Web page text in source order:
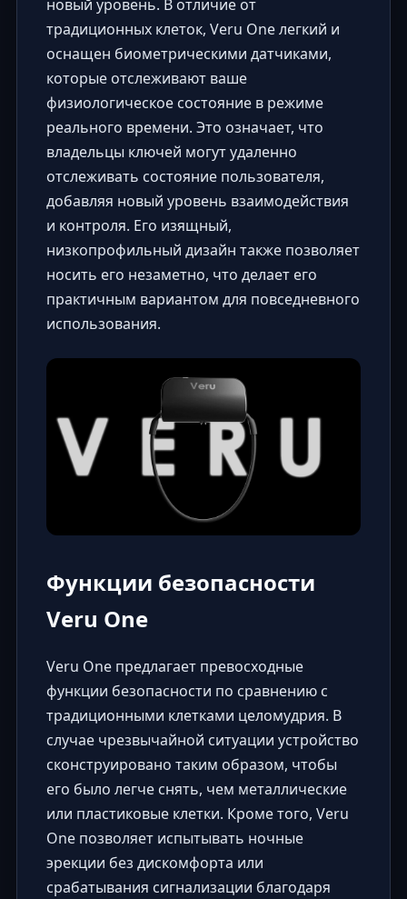
новый уровень. В отличие от
традиционных клеток, Veru One легкий и
оснащен биометрическими датчиками,
которые отслеживают ваше
физиологическое состояние в режиме
реального времени. Это означает, что
владельцы ключей могут удаленно
отслеживать состояние пользователя,
добавляя новый уровень взаимодействия
и контроля. Его изящный,
низкопрофильный дизайн также позволяет
носить его незаметно, что делает его
практичным вариантом для повседневного
использования.
Функции безопасности
Veru One
Veru One предлагает превосходные
функции безопасности по сравнению с
традиционными клетками целомудрия. В
случае чрезвычайной ситуации устройство
сконструировано таким образом, чтобы
его было легче снять, чем металлические
или пластиковые клетки. Кроме того, Veru
One позволяет испытывать ночные
эрекции без дискомфорта или
срабатывания сигнализации благодаря